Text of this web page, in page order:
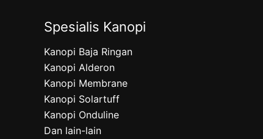
Spesialis Kanopi
Kanopi Baja Ringan
Kanopi Alderon
Kanopi Membrane
Kanopi Solartuff
Kanopi Onduline
Dan lain-lain